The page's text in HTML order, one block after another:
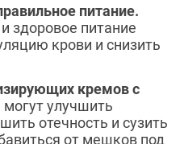
питание.
здоровое питание
крови и снизить
кремов с
улучшить
отечность и сузить
от мешков под